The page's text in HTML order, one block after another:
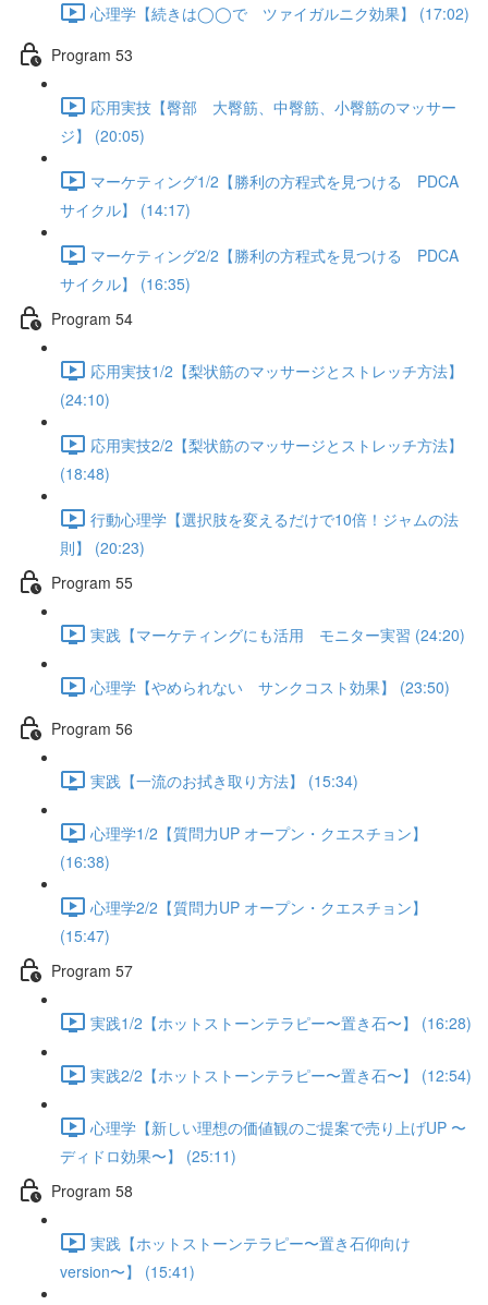
心理学【続きは◯◯で ツァイガルニク効果】 (17:02)
Program 53
応用実技【臀部 大臀筋、中臀筋、小臀筋のマッサー
ジ】 (20:05)
マーケティング1/2【勝利の方程式を見つける PDCA
サイクル】 (14:17)
マーケティング2/2【勝利の方程式を見つける PDCA
サイクル】 (16:35)
Program 54
応用実技1/2【梨状筋のマッサージとストレッチ方法】
(24:10)
応用実技2/2【梨状筋のマッサージとストレッチ方法】
(18:48)
行動心理学【選択肢を変えるだけで10倍！ジャムの法
則】 (20:23)
Program 55
実践【マーケティングにも活用 モニター実習 (24:20)
心理学【やめられない サンクコスト効果】 (23:50)
Program 56
実践【一流のお拭き取り方法】 (15:34)
心理学1/2【質問力UP オープン・クエスチョン】
(16:38)
心理学2/2【質問力UP オープン・クエスチョン】
(15:47)
Program 57
実践1/2【ホットストーンテラピー〜置き石〜】 (16:28)
実践2/2【ホットストーンテラピー〜置き石〜】 (12:54)
心理学【新しい理想の価値観のご提案で売り上げUP 〜
ディドロ効果〜】 (25:11)
Program 58
実践【ホットストーンテラピー〜置き石仰向け
version〜】 (15:41)